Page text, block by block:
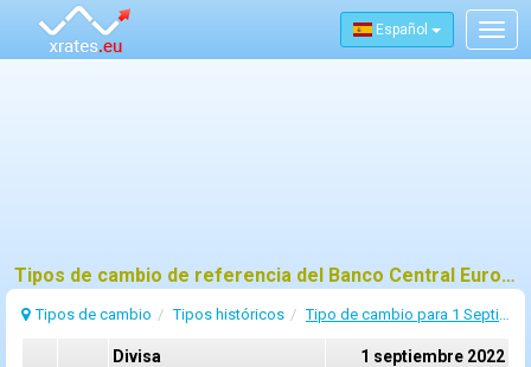
Español
Tipos de cambio de referencia del Banco Central Europeo (BCE) para 1 septiembre 2022
Tipos de cambio Tipos históricos Tipo de cambio para 1 Septiembre 2022
Divisa
1 septiembre 2022